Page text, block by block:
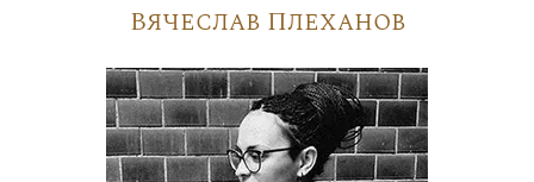
Вячеслав Плеханов